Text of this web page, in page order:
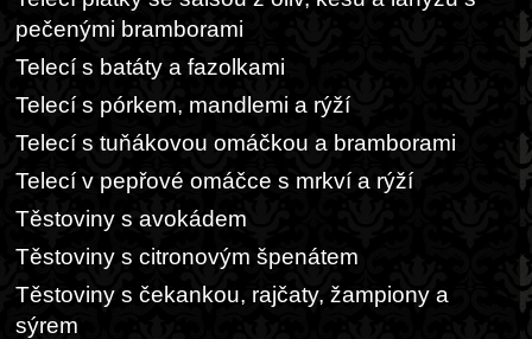
pečenými bramborami
Telecí s batáty a fazolkami
Telecí s pórkem, mandlemi a rýží
Telecí s tuňákovou omáčkou a bramborami
Telecí v pepřové omáčce s mrkví a rýží
Těstoviny s avokádem
Těstoviny s citronovým špenátem
Těstoviny s čekankou, rajčaty, žampiony a
sýrem